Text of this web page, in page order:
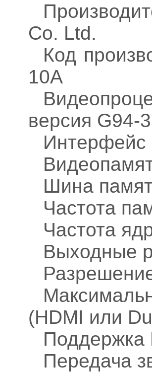
Co. Ltd.
Код
10A
версия G94-
Интерфейс
Шина
Частота
Частота
Выходные
(HDMI или
Поддержка
Передача